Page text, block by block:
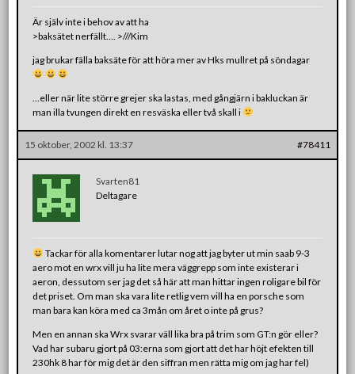
Är själv inte i behov av att ha
>baksätet nerfällt…. >///Kim
jag brukar fälla baksäte för att höra mer av Hks mullret på söndagar
…eller när lite större grejer ska lastas, med gångjärn i bakluckan är
man illa tvungen direkt en resväska eller två skall i
15 oktober, 2002 kl. 13:37 #78411
Svarten81
Deltagare
Tackar för alla komentarer lutar nog att jag byter ut min saab 9-3
aero mot en wrx vill ju ha lite mera väggrepp som inte existerar i
aeron, dessutom ser jag det så här att man hittar ingen roligare bil för
det priset. Om man ska vara lite retlig vem vill ha en porsche som
man bara kan köra med ca 3mån om året o inte på grus?
Men en annan ska Wrx svarar väll lika bra på trim som GT:n gör eller?
Vad har subaru gjort på 03:erna som gjort att det har höjt efekten till
230hk 8 har för mig det är den siffran men rätta mig om jag har fel)